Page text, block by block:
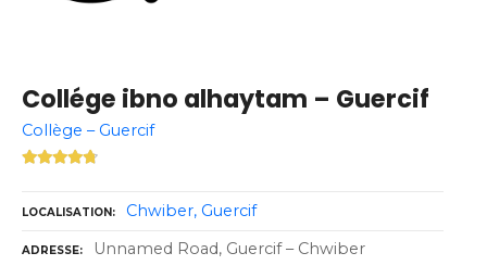
Collége ibno alhaytam – Guercif
Collège – Guercif
LOCALISATION Chwiber Guercif
ADRESSE Unnamed Road, Guercif – Chwiber